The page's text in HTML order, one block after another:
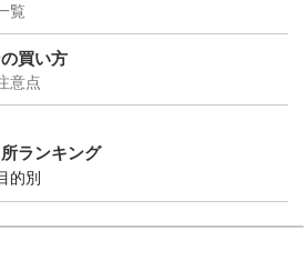
覧
買い方
意点
ランキング
的別